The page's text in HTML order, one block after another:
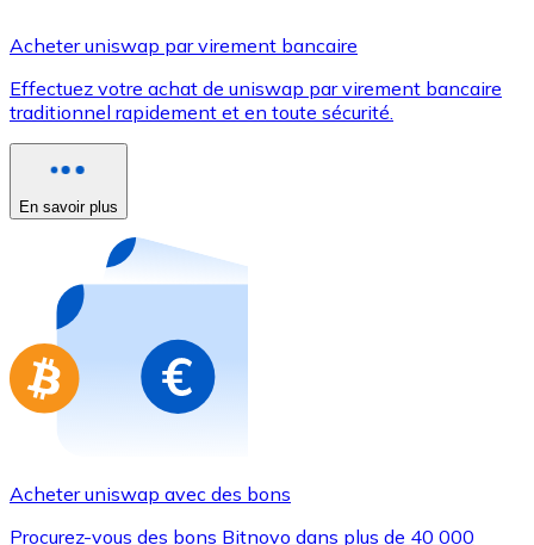
Utilisez les cartes Visa et Mastercard pour acheter
Acheter avec carte
Nouveau
Achetez des cartes-cadeaux de vos marques
Aller à la boutique de cartes-cadeaux
Acheter uniswap par virement bancaire
Effectuez votre achat de uniswap par virement bancaire
traditionnel rapidement et en toute sécurité.
En savoir plus
Acheter uniswap avec des bons
Procurez-vous des bons Bitnovo dans plus de 40 000